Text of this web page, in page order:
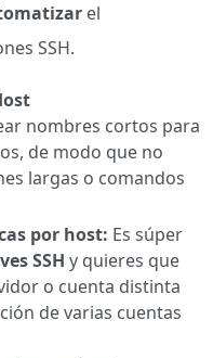
el
SSH.
nombres cortos para
de modo que no
largas o comandos
por host: Es súper
SSH y quieres que
o cuenta distinta
de varias cuentas